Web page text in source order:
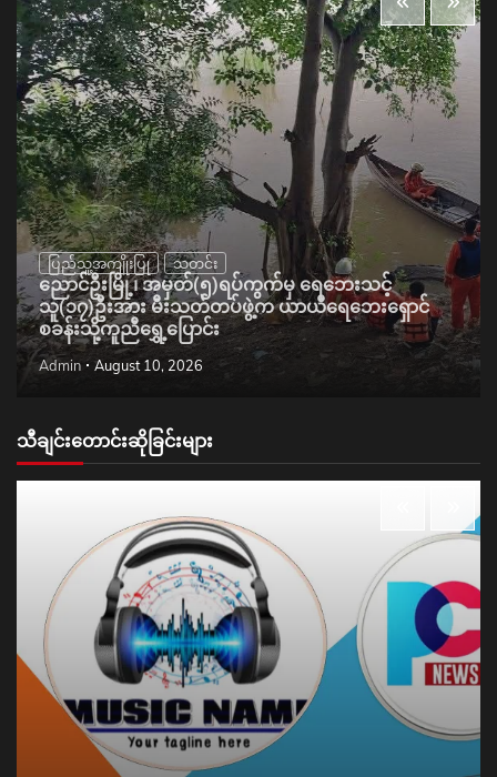
ပြည်သူ့အကျိုးပြု သတင်း
ညောင်ဦးမြို့၊ အမှတ်(၅)ရပ်ကွက်မှ ရေဘေးသင့်
သူ(၁၇)ဦးအား မီးသတ်တပ်ဖွဲ့က ယာယီရေဘေးရှောင်
စခန်းသို့ကူညီရွှေ့ပြောင်း
Admin August 10, 2026
သီချင်းတောင်းဆိုခြင်းများ